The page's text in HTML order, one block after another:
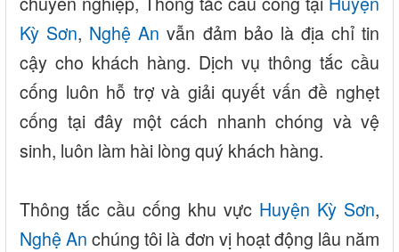
Kỳ Sơn, Nghệ An vẫn đảm bảo là địa chỉ tin
cậy cho khách hàng. Dịch vụ thông tắc cầu
cống luôn hỗ trợ và giải quyết vấn đề nghẹt
cống tại đây một cách nhanh chóng và vệ
sinh, luôn làm hài lòng quý khách hàng.
Thông tắc cầu cống khu vực Huyện Kỳ Sơn,
Nghệ An chúng tôi là đơn vị hoạt động lâu năm